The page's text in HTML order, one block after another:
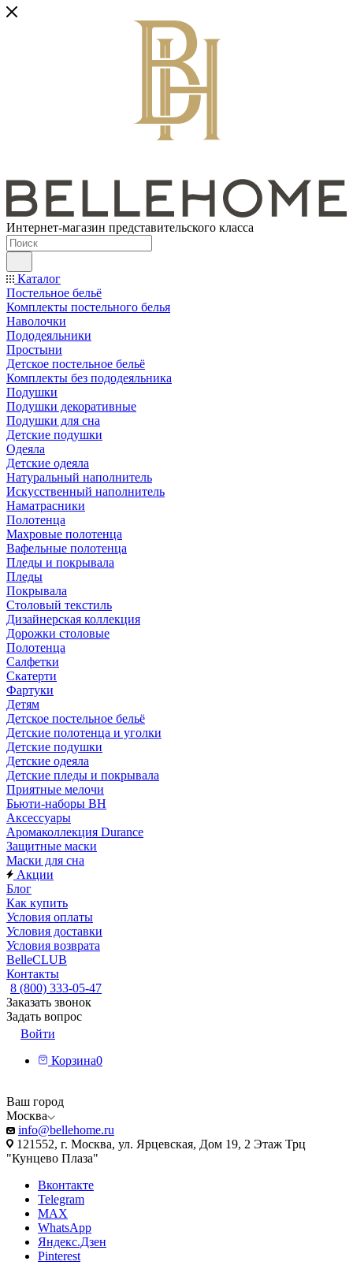
Интернет-магазин представительского класса
Каталог
Постельное бельё
Комплекты постельного белья
Наволочки
Пододеяльники
Простыни
Детское постельное бельё
Комплекты без пододеяльника
Подушки
Подушки декоративные
Подушки для сна
Детские подушки
Одеяла
Детские одеяла
Натуральный наполнитель
Искуcственный наполнитель
Наматрасники
Полотенца
Махровые полотенца
Вафельные полотенца
Пледы и покрывала
Пледы
Покрывала
Столовый текстиль
Дизайнерская коллекция
Дорожки столовые
Полотенца
Салфетки
Скатерти
Фартуки
Детям
Детское постельное бельё
Детские полотенца и уголки
Детские подушки
Детские одеяла
Детские пледы и покрывала
Приятные мелочи
Бьюти-наборы ВН
Аксессуары
Аромаколлекция Durance
Защитные маски
Маски для сна
Акции
Блог
Как купить
Условия оплаты
Условия доставки
Условия возврата
BelleCLUB
Контакты
8 (800) 333-05-47
Заказать звонок
Задать вопрос
Войти
Корзина0
Ваш город
Москва
info@bellehome.ru
121552, г. Москва, ул. Ярцевская, Дом 19, 2 Этаж Трц
"Кунцево Плаза"
Вконтакте
Telegram
MAX
WhatsApp
Яндекс.Дзен
Pinterest